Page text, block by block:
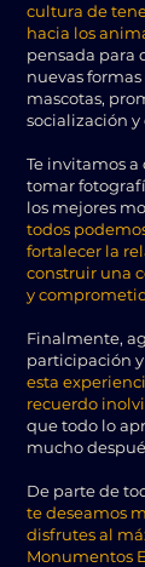
cultura de
hacia los
pensada para
nuevas
mascotas,
socialización
Te invitamos
tomar
los mejores
todos
fortalecer la
construir una
y
Finalmente,
participación
esta
recuerdo
que todo lo
mucho
De parte de
te deseamos
disfrutes al
Monumentos